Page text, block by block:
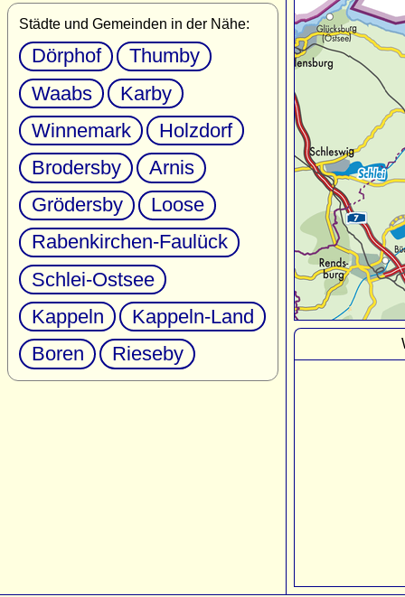
Städte und Gemeinden in der Nähe:
Dörphof
Thumby
Waabs
Karby
Winnemark
Holzdorf
Brodersby
Arnis
Grödersby
Loose
Rabenkirchen-Faulück
Schlei-Ostsee
Kappeln
Kappeln-Land
Boren
Rieseby